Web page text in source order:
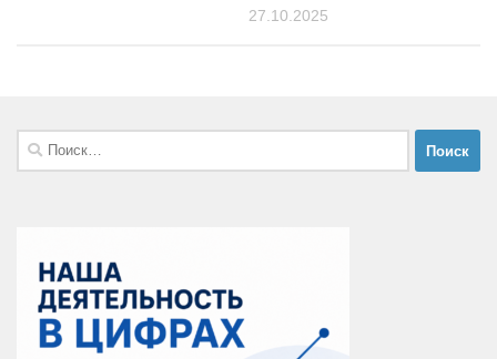
27.10.2025
Найти: